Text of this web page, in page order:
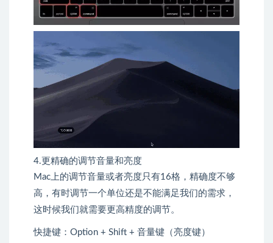
4.更精确的调节音量和亮度
Mac上的调节音量或者亮度只有16格，精确度不够
高，有时调节一个单位还是不能满足我们的需求，
这时候我们就需要更高精度的调节。
快捷键：Option + Shift + 音量键（亮度键）